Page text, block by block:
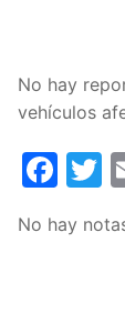
No hay
vehículos
No hay